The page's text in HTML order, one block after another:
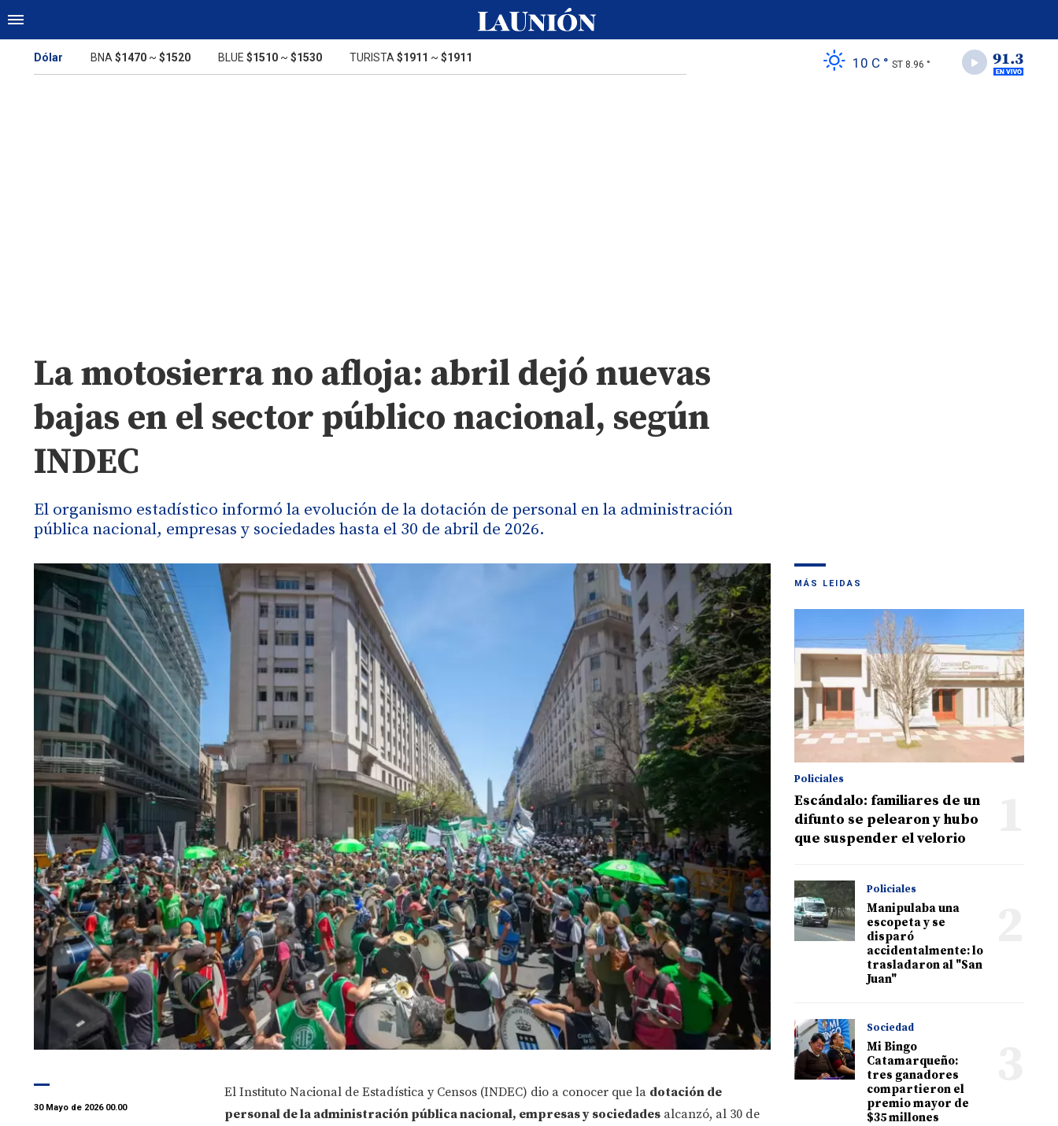
Dólar BNA $1470 ~ $1520 BLUE $1510 ~ $1530 TURISTA $1911 ~ $1911 10 C ° ST 8.96 °
La motosierra no afloja: abril dejó nuevas
bajas en el sector público nacional, según
INDEC
El organismo estadístico informó la evolución de la dotación de personal en la administración
pública nacional, empresas y sociedades hasta el 30 de abril de 2026.
30 Mayo de 2026 00.00
El Instituto Nacional de Estadística y Censos (INDEC) dio a conocer que la dotación de
personal de la administración pública nacional, empresas y sociedadesalcanzó, al 30 de
MÁS LEIDAS
Policiales
Escándalo: familiares de un
difunto se pelearon y hubo
que suspender el velorio
Policiales
Manipulaba una
escopeta y se
disparó
accidentalmente: lo
trasladaron al "San
Juan"
Sociedad
Mi Bingo
Catamarqueño:
tres ganadores
compartieron el
premio mayor de
$35 millones